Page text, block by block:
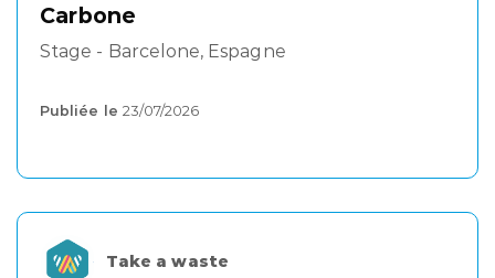
Carbone
Stage - Barcelone, Espagne
Publiée le 23/07/2026
Take a waste